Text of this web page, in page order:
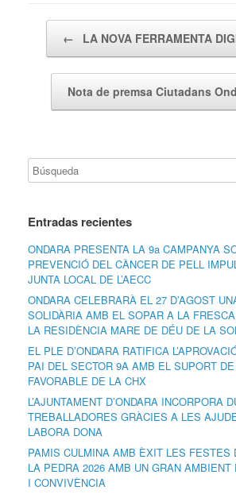
← LA NOVA FERRAMENTA
Nota de premsa Ciutadans
Entradas recientes
ONDARA PRESENTA LA 9a CAMPANYA
PREVENCIÓ DEL CÀNCER DE PELL
JUNTA LOCAL DE L’AECC
ONDARA CELEBRARÀ EL 27 D’AGOST
SOLIDÀRIA AMB EL SOPAR A LA
LA RESIDÈNCIA MARE DE DÉU DE LA
EL PLE D’ONDARA RATIFICA
PAI DEL SECTOR 9A AMB EL SUPORT DE
FAVORABLE DE LA CHX
L’AJUNTAMENT D’ONDARA INCORPORA
TREBALLADORES GRÀCIES A LES
LABORA DONA
PAMIS CULMINA AMB ÈXIT LES FESTES
LA PEDRA 2026 AMB UN GRAN AMBIENT
I CONVIVÈNCIA